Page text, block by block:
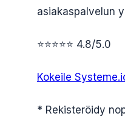
asiakaspalvelun
⭐⭐⭐⭐⭐ 4.8/5.0
Kokeile
* Rekisteröidy